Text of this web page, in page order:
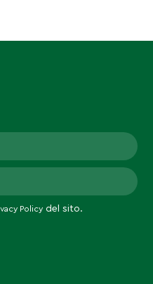
Policy del sito.